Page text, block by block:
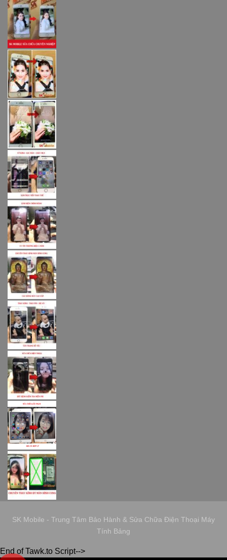
SK Mobile - Trung Tâm Bảo Hành & Sửa Chữa Điện Thoại Máy
Tính Bảng
End of Tawk.to Script-->